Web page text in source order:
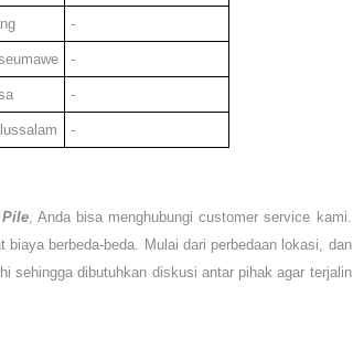
-
-
-
-
, Anda bisa menghubungi customer service kami.
berbeda-beda. Mulai dari perbedaan lokasi, dan
sehingga dibutuhkan diskusi antar pihak agar terjalin